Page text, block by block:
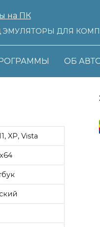
ДЛЯ
ОБ
XP, Vista